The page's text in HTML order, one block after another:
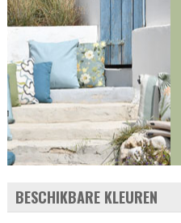
BESCHIKBARE KLEUREN